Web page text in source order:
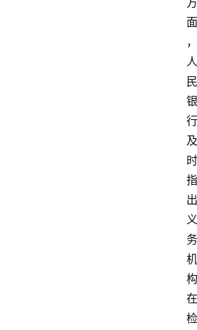
面
，
人
民
银
行
及
时
指
出
义
务
机
构
在
检